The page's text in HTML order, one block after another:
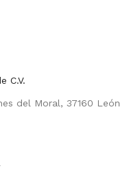
C.V.
del Moral, 37160 León